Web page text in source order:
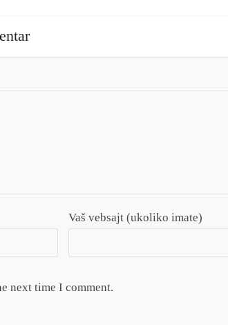
Vaš vebsajt (ukoliko imate)
next time I comment.